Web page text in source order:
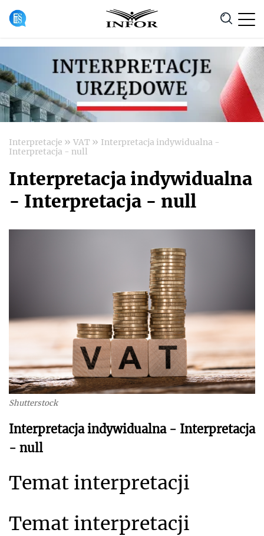
Anuluj
Interpretacje » VAT » Interpretacja indywidualna -
Interpretacja - null
Interpretacja indywidualna
- Interpretacja - null
Shutterstock
Interpretacja indywidualna - Interpretacja
- null
Temat interpretacji
Temat interpretacji